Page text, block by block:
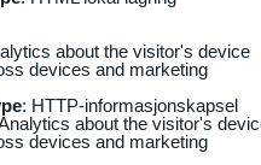
about the visitor's device
devices and marketing
: HTTP-informasjonskapsel
about the visitor's
devices and marketing